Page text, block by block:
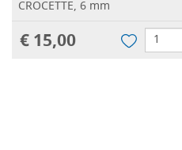
CROCETTE, 6 mm
€ 15,00